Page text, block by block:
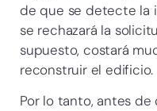
de que se detecte la
se rechazará la
supuesto, costará
reconstruir el edificio.
Por lo tanto, antes